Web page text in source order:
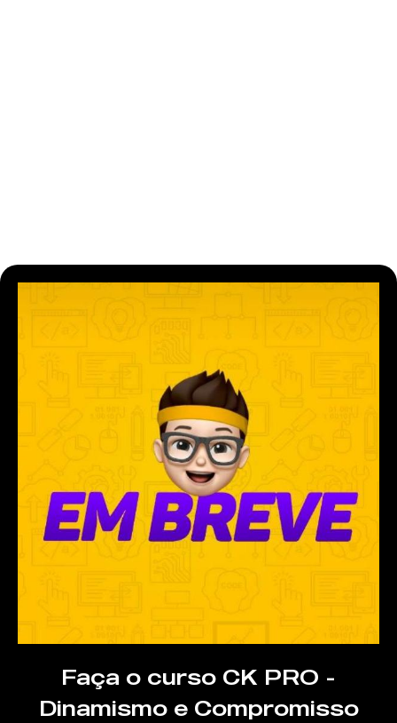
Faça o curso CK PRO -
Dinamismo e Compromisso